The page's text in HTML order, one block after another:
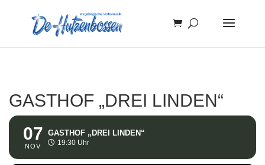
GASTHOF „DREI LINDEN“
07
NOV
GASTHOF „DREI LINDEN“
19:30 Uhr